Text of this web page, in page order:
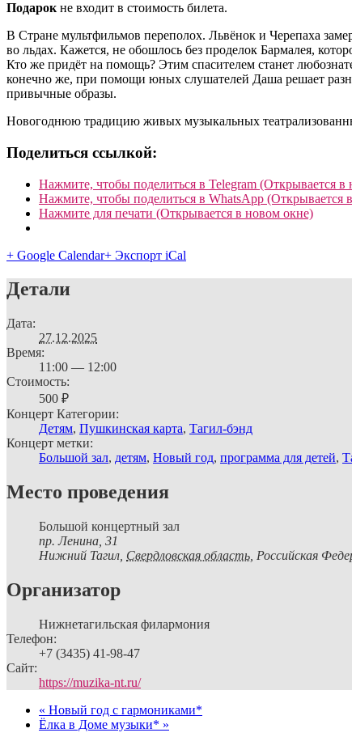
Подарок не входит в стоимость билета.
В Стране мультфильмов переполох. Львёнок и Черепаха
во льдах. Кажется, не обошлось без проделок Бармалея,
Кто же придёт на помощь? Этим спасителем станет
конечно же, при помощи юных слушателей Даша решает
привычные образы.
Новогоднюю традицию живых музыкальных
Поделиться ссылкой:
Нажмите, чтобы поделиться в Telegram (Открывается в
Нажмите, чтобы поделиться в WhatsApp (Открывается
Нажмите для печати (Открывается в новом окне)
+ Google Calendar+ Экспорт iCal
Детали
Дата:
27.12.2025
Время:
11:00 — 12:00
Стоимость:
500 ₽
Концерт Категории:
Детям, Пушкинская карта, Тагил-бэнд
Концерт метки:
Большой зал, детям, Новый год, программа для детей,
Место проведения
Большой концертный зал
пр. Ленина, 31
Нижний Тагил Свердловская область, Российская
Организатор
Нижнетагильская филармония
Телефон:
+7 (3435) 41-98-47
Сайт:
https://muzika-nt.ru/
« Новый год с гармониками*
Ёлка в Доме музыки* »